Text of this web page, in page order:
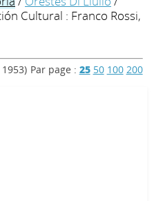
Cultural : Franco Rossi,
Par page : 25 50 100 200